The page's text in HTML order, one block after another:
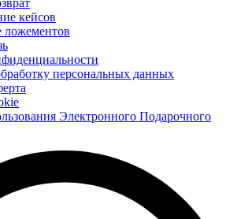
кейсов
ложементов
персональных данных
Электронного Подарочного